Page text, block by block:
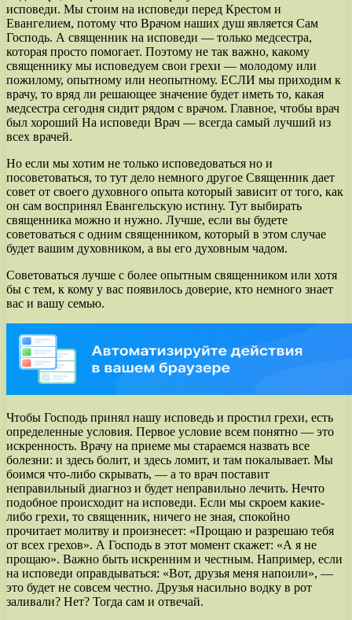
исповеди. Мы стоим на исповеди перед Крестом и
Евангелием, потому что Врачом наших душ является Сам
Господь. А священник на исповеди — только медсестра,
которая просто помогает. Поэтому не так важно, какому
священнику мы исповедуем свои грехи — молодому или
пожилому, опытному или неопытному. ЕСЛИ мы приходим к
врачу, то вряд ли решающее значение будет иметь то, какая
медсестра сегодня сидит рядом с врачом. Главное, чтобы врач
был хороший На исповеди Врач — всегда самый лучший из
всех врачей.
Но если мы хотим не только исповедоваться но и
посоветоваться, то тут дело немного другое Священник дает
совет от своего духовного опыта который зависит от того, как
он сам воспринял Евангельскую истину. Тут выбирать
священника можно и нужно. Лучше, если вы будете
советоваться с одним священником, который в этом случае
будет вашим духовником, а вы его духовным чадом.
Советоваться лучше с более опытным священником или хотя
бы с тем, к кому у вас появилось доверие, кто немного знает
вас и вашу семью.
Чтобы Господь принял нашу исповедь и простил грехи, есть
определенные условия. Первое условие всем понятно — это
искренность. Врачу на приеме мы стараемся назвать все
болезни: и здесь болит, и здесь ломит, и там покалывает. Мы
боимся что-либо скрывать, — а то врач поставит
неправильный диагноз и будет неправильно лечить. Нечто
подобное происходит на исповеди. Если мы скроем какие-
либо грехи, то священник, ничего не зная, спокойно
прочитает молитву и произнесет: «Прощаю и разрешаю тебя
от всех грехов». А Господь в этот момент скажет: «А я не
прощаю». Важно быть искренним и честным. Например, если
на исповеди оправдываться: «Вот, друзья меня напоили», —
это будет не совсем честно. Друзья насильно водку в рот
заливали? Нет? Тогда сам и отвечай.